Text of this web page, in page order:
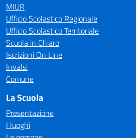
MIUR
Ufficio Scolastico Regionale
Ufficio Scolastico Territoriale
Scuola in Chiaro
Iscrizioni On Line
Invalsi
Comune
La Scuola
Presentazione
I luoghi